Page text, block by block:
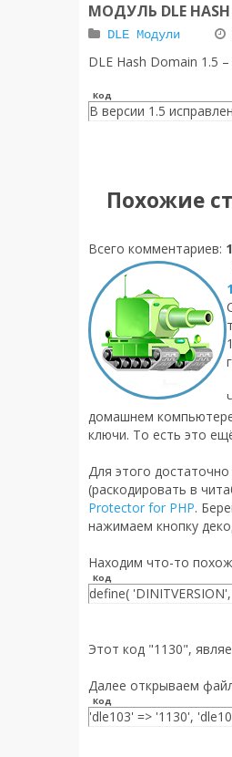
МОДУЛЬ DLE HASH
DLE Модули
DLE Hash Domain 1.5
Код
В версии 1.5
Похожие
Всего комментариев: 1
1
домашнем
ключи. То есть это
Для этого
(раскодировать в
Protector for PHP.
нажимаем кнопку
Находим что-то
Код
define(
Этот код "1130",
Далее открываем
Код
'dle103' => '1130',